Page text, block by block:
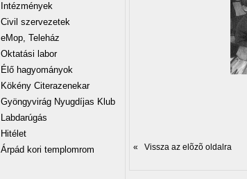
Intézmények
Civil szervezetek
eMop, Teleház
Oktatási labor
Élő hagyományok
Kökény Citerazenekar
Gyöngyvirág Nyugdíjas Klub
Labdarúgás
Hitélet
Árpád kori templomrom
« Vissza az elõzõ oldalra